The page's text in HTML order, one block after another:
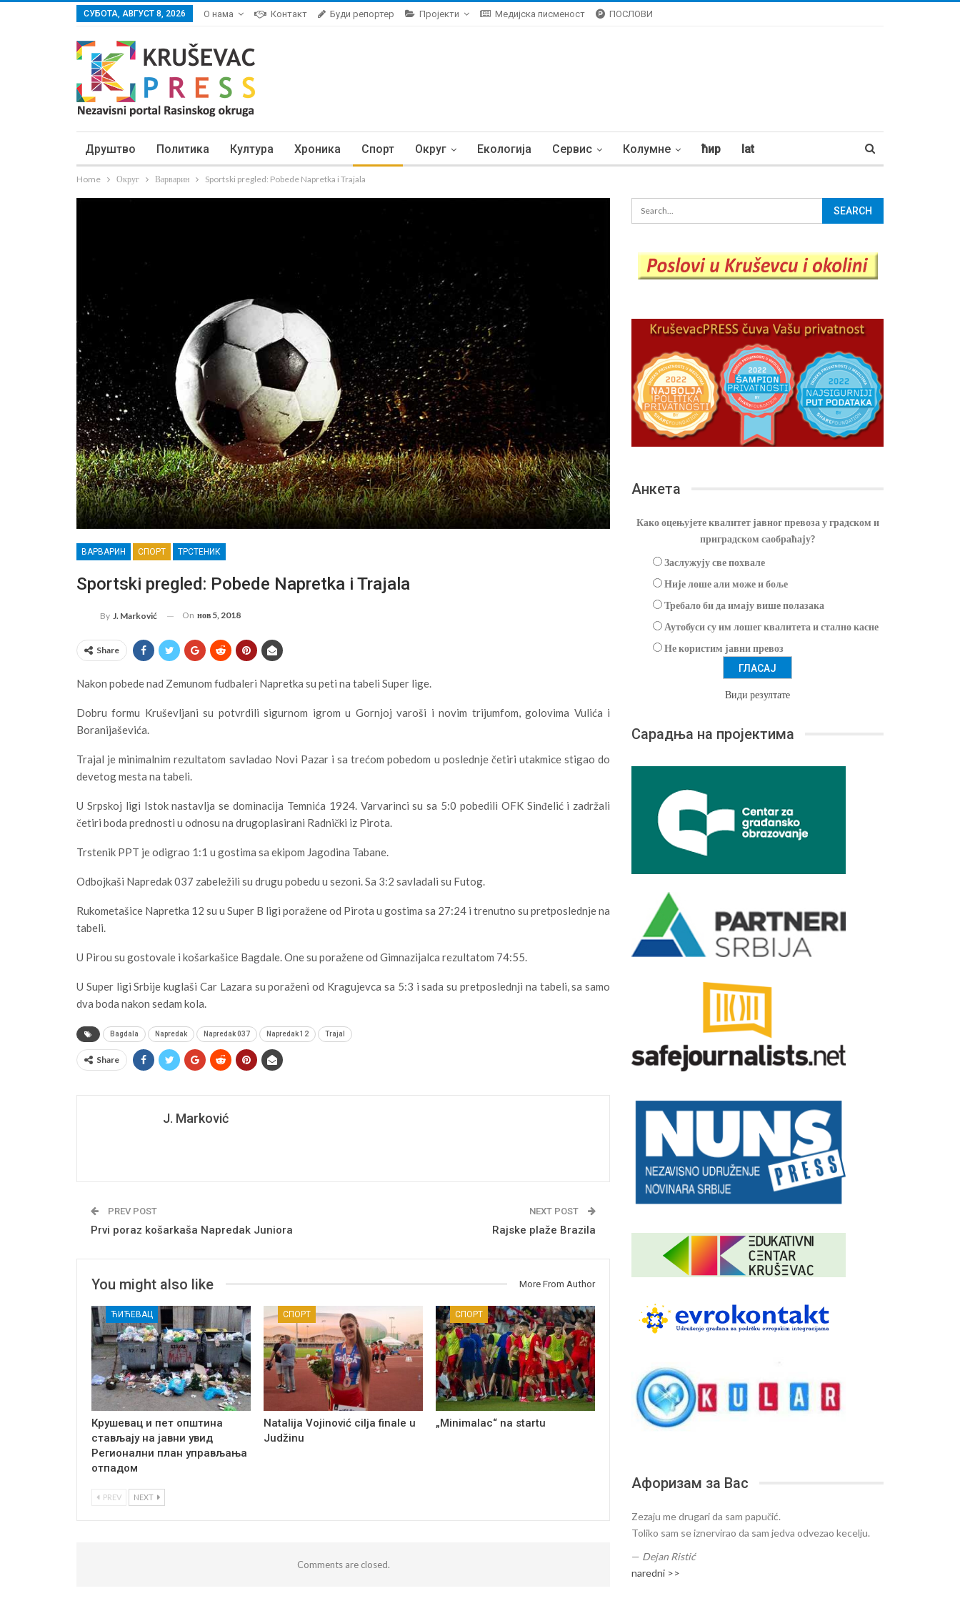
СУБОТА, АВГУСТ 8, 2026 О нама Контакт Буди репортер Пројекти Медијска писменост ПОСЛОВИ
Друштво Политика Култура Хроника Спорт Округ Екологија Сервис Колумне ћир lat
Home Округ Варварин Sportski pregled: Pobede Napretka i Trajala
ВАРВАРИН СПОРТ ТРСТЕНИК
Sportski pregled: Pobede Napretka i Trajala
By J. Marković On нов 5, 2018
Share
Nakon pobede nad Zemunom fudbaleri Napretka su peti na tabeli Super lige.
Dobru formu Kruševljani su potvrdili sigurnom igrom u Gornjoj varoši i novim trijumfom, golovima Vulića i
Boranijaševića.
Trajal je minimalnim rezultatom savladao Novi Pazar i sa trećom pobedom u poslednje četiri utakmice stigao do
devetog mesta na tabeli.
U Srpskoj ligi Istok nastavlja se dominacija Temnića 1924. Varvarinci su sa 5:0 pobedili OFK Sinđelić i zadržali
četiri boda prednosti u odnosu na drugoplasirani Radnički iz Pirota.
Trstenik PPT je odigrao 1:1 u gostima sa ekipom Jagodina Tabane.
Odbojkaši Napredak 037 zabeležili su drugu pobedu u sezoni. Sa 3:2 savladali su Futog.
Rukometašice Napretka 12 su u Super B ligi poražene od Pirota u gostima sa 27:24 i trenutno su pretposlednje na
tabeli.
U Pirou su gostovale i košarkašice Bagdale. One su poražene od Gimnazijalca rezultatom 74:55.
U Super ligi Srbije kuglaši Car Lazara su poraženi od Kragujevca sa 5:3 i sada su pretposlednji na tabeli, sa samo
dva boda nakon sedam kola.
Bagdala Napredak Napredak 037 Napredak 12 Trajal
Share
J. Marković
PREV POST
Prvi poraz košarkaša Napredak Juniora
NEXT POST
Rajske plaže Brazila
You might also like More From Author
ЋИЋЕВАЦ
Крушевац и пет општина
стављају на јавни увид
Регионални план управљања
отпадом
СПОРТ
Natalija Vojinović cilja finale u
Judžinu
СПОРТ
„Minimalac“ na startu
PREV NEXT
Comments are closed.
Анкета
Како оцењујете квалитет јавног превоза у градском и
приградском саобраћају?
Заслужују све похвале
Није лоше али може и боље
Требало би да имају више полазака
Аутобуси су им лошег квалитета и стално касне
Не користим јавни превоз
Види резултате
Сарадња на пројектима
Афоризам за Вас
Zezaju me drugari da sam papučić.
Toliko sam se iznervirao da sam jedva odvezao kecelju.
— Dejan Ristić
naredni >>